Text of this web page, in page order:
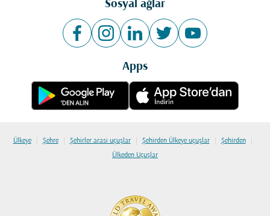
Sosyal ağlar
Apps
Ülkeye | Şehre | Şehirler arası uçuşlar | Şehirden Ülkeye uçuşlar | Şehirden |
Ülkeden Uçuşlar